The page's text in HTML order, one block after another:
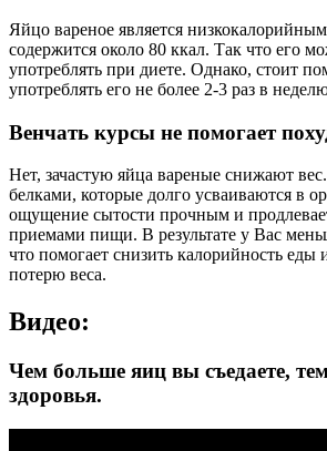
Яйцо вареное является
содержится около 80 ккал. Так что его
употреблять при диете. Однако, стоит
употреблять его не более 2-3 раз в
Венчать курсы не помогает
Нет, зачастую яйца вареные снижают
белками, которые долго усваиваются в
ощущение сытости прочным и
приемами пищи. В результате у Вас
что помогает снизить калорийность еды
потерю веса.
Видео:
Чем больше яиц вы съедаете,
здоровья.